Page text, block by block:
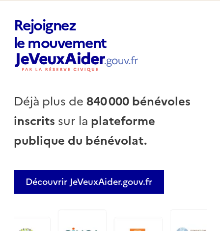
Rejoignez
le mouvement
Déjà plus de840 000 bénévoles
inscrits sur la plateforme
publique du bénévolat.
Découvrir JeVeuxAider.gouv.fr